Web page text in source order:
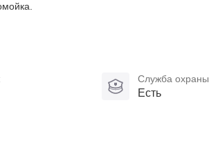
Служба охраны
Есть